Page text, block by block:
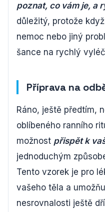
poznat, co vám je, a
důležitý, protože
nemoc nebo jiný
šance na rychlý
Příprava na
Ráno, ještě předtím,
oblíbeného ranního
možnost přispět k
jednoduchým
Tento vzorek je pro
vašeho těla a
nesrovnalosti ještě